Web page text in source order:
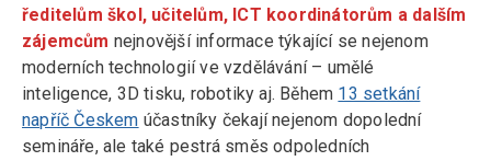
ředitelům škol, učitelům, ICT koordinátorům a dalším
zájemcům nejnovější informace týkající se nejenom
moderních technologií ve vzdělávání – umělé
inteligence, 3D tisku, robotiky aj. Během 13 setkání
napříč Českem účastníky čekají nejenom dopolední
semináře, ale také pestrá směs odpoledních